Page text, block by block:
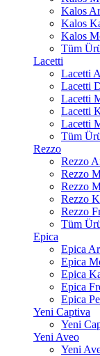
Kalos
Kalos
Kalos
Tüm
Lacetti
Lacetti
Lacetti
Lacetti
Lacetti
Lacetti
Tüm
Rezzo
Rezzo
Rezzo
Rezzo
Rezzo
Rezzo
Tüm
Epica
Epica
Epica
Epica
Epica
Epica
Yeni Captiva
Yeni
Yeni Aveo
Yeni